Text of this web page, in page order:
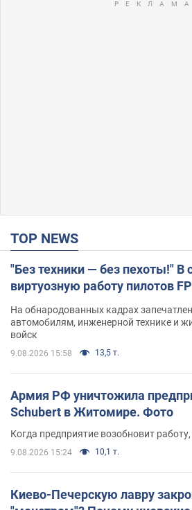
TOP NEWS
"Без техники — без пехоты!" В
виртуозную работу пилотов
На обнародованных кадрах
автомобилям, инженерной технике и
войск
9.08.2026 15:58 13,5 т.
Армия РФ уничтожила
Schubert в Житомире. Фото
Когда предприятие возобновит
9.08.2026 15:24 10,1 т.
Киево-Печерскую лавру